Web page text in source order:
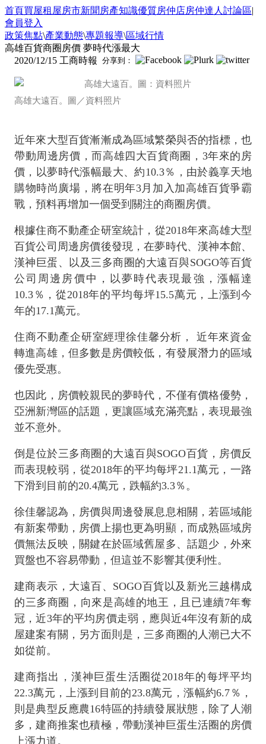
首頁買屋租屋房市新聞 房產知識優質房仲店房仲達人 討論區|
會員登入
政策焦點\產業動態\專題報導\區域行情
高雄百貨商圈房價 夢時代漲最大
分享到：
2020/12/15 工商時報
高雄大遠百。圖／資料照片
近年來大型百貨漸漸成為區域繁榮與否的指標，也
帶動周邊房價，而高雄四大百貨商圈，3年來的房
價，以夢時代漲幅最大、約10.3％，由於義享天地
購物時尚廣場，將在明年3月加入加高雄百貨爭霸
戰，預料再增加一個受到關注的商圈房價。
根據住商不動產企研室統計，從2018年來高雄大型
百貨公司周邊房價後發現，在夢時代、漢神本館、
漢神巨蛋、以及三多商圈的大遠百與SOGO等百貨
公司周邊房價中，以夢時代表現最強，漲幅達
10.3％，從2018年的平均每坪15.5萬元，上漲到今
年的17.1萬元。
住商不動產企研室經理徐佳馨分析， 近年來資金
轉進高雄，但多數是房價較低，有發展潛力的區域
優先受惠。
也因此，房價較親民的夢時代，不僅有價格優勢，
亞洲新灣區的話題，更讓區域充滿亮點，表現最強
並不意外。
倒是位於三多商圈的大遠百與SOGO百貨，房價反
而表現較弱，從2018年的平均每坪21.1萬元，一路
下滑到目前的20.4萬元，跌幅約3.3％。
徐佳馨認為，房價與周邊發展息息相關，若區域能
有新案帶動，房價上揚也更為明顯，而成熟區域房
價無法反映，關鍵在於區域舊屋多、話題少，外來
買盤也不容易帶動，但這並不影響其便利性。
建商表示，大遠百、SOGO百貨以及新光三越構成
的三多商圈，向來是高雄的地王，且已連續7年奪
冠，近3年的平均房價走弱，應與近4年沒有新的成
屋建案有關，另方面則是，三多商圈的人潮已大不
如從前。
建商指出，漢神巨蛋生活圈從2018年的每坪平均
22.3萬元，上漲到目前的23.8萬元，漲幅約6.7％，
則是典型反應農16特區的持續發展狀態，除了人潮
多，建商推案也積極，帶動漢神巨蛋生活圈的房價
上漲力道。